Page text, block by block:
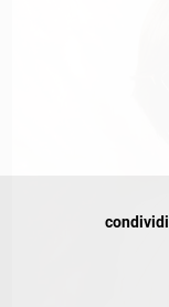
condividi